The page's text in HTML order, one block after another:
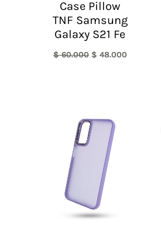
Case Pillow
TNF Samsung
Galaxy S21 Fe
$60.000 $ 48.000